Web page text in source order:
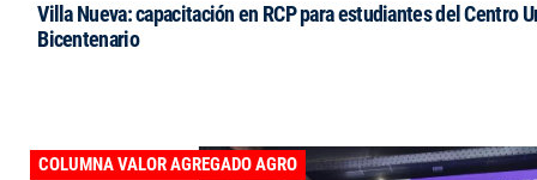
Villa Nueva: capacitación en RCP para estudiantes del Centro
Bicentenario
COLUMNA VALOR AGREGADO AGRO